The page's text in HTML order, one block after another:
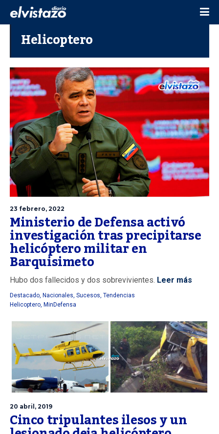
Helicoptero
23 febrero, 2022
Ministerio de Defensa activó
investigación tras precipitarse
helicóptero militar en
Barquisimeto
Hubo dos fallecidos y dos sobrevivientes. Leer más
Destacado, Nacionales, Sucesos, Tendencias
Helicoptero, MinDefensa
20 abril, 2019
Cinco tripulantes ilesos y un